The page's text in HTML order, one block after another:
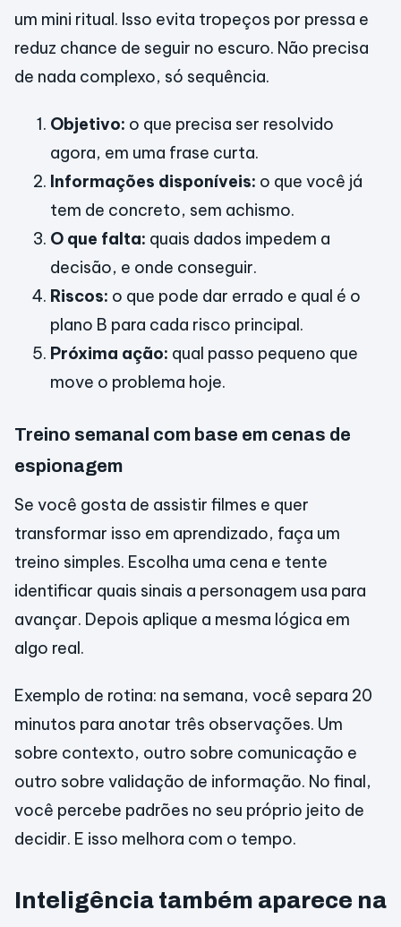
um mini ritual. Isso evita tropeços por pressa e
reduz chance de seguir no escuro. Não precisa
de nada complexo, só sequência.
Objetivo: o que precisa ser resolvido
agora, em uma frase curta.
Informações disponíveis: o que você já
tem de concreto, sem achismo.
O que falta: quais dados impedem a
decisão, e onde conseguir.
Riscos: o que pode dar errado e qual é o
plano B para cada risco principal.
Próxima ação: qual passo pequeno que
move o problema hoje.
Treino semanal com base em cenas de
espionagem
Se você gosta de assistir filmes e quer
transformar isso em aprendizado, faça um
treino simples. Escolha uma cena e tente
identificar quais sinais a personagem usa para
avançar. Depois aplique a mesma lógica em
algo real.
Exemplo de rotina: na semana, você separa 20
minutos para anotar três observações. Um
sobre contexto, outro sobre comunicação e
outro sobre validação de informação. No final,
você percebe padrões no seu próprio jeito de
decidir. E isso melhora com o tempo.
Inteligência também aparece na